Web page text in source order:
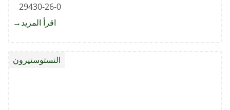
29430-26-0
اقرأ المزيد
التستوستيرون